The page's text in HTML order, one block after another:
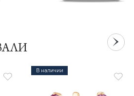
В наличии